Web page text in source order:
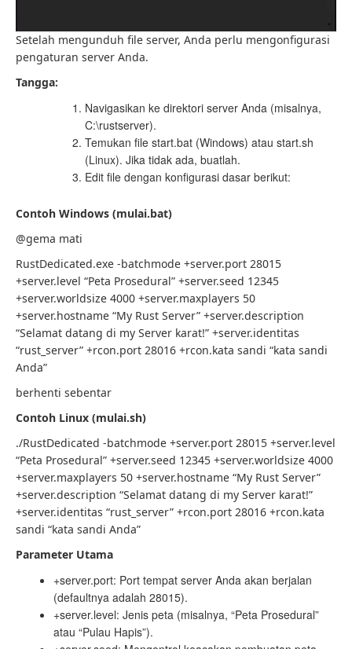
Setelah mengunduh file server, Anda perlu mengonfigurasi
pengaturan server Anda.
Tangga:
Navigasikan ke direktori server Anda (misalnya,
C:\rustserver).
Temukan file start.bat (Windows) atau start.sh
(Linux). Jika tidak ada, buatlah.
Edit file dengan konfigurasi dasar berikut:
Contoh Windows (mulai.bat)
@gema mati
RustDedicated.exe -batchmode +server.port 28015
+server.level “Peta Prosedural” +server.seed 12345
+server.worldsize 4000 +server.maxplayers 50
+server.hostname “My Rust Server” +server.description
“Selamat datang di my Server karat!” +server.identitas
“rust_server” +rcon.port 28016 +rcon.kata sandi “kata sandi
Anda”
berhenti sebentar
Contoh Linux (mulai.sh)
./RustDedicated -batchmode +server.port 28015 +server.level
“Peta Prosedural” +server.seed 12345 +server.worldsize 4000
+server.maxplayers 50 +server.hostname “My Rust Server”
+server.description “Selamat datang di my Server karat!”
+server.identitas “rust_server” +rcon.port 28016 +rcon.kata
sandi “kata sandi Anda”
Parameter Utama
+server.port: Port tempat server Anda akan berjalan
(defaultnya adalah 28015).
+server.level: Jenis peta (misalnya, “Peta Prosedural”
atau “Pulau Hapis”).